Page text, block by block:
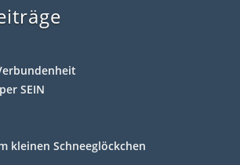
SEIN
kleinen Schneeglöckchen